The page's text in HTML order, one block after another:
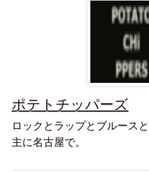
ポテトチッパーズ
ロックとラップとブルース
主に名古屋で。